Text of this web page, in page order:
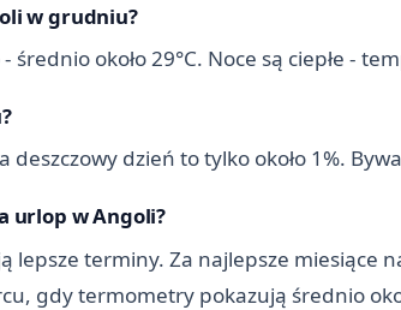
w grudniu?
średnio około 29°C. Noce są ciepłe -
deszczowy dzień to tylko około 1%.
urlop w Angoli?
lepsze terminy. Za najlepsze miesiące
gdy termometry pokazują średnio